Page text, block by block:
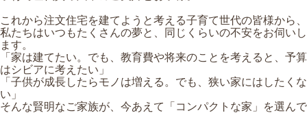
これから注文住宅を建てようと考える子育て世代の皆様から、
私たちはいつもたくさんの夢と、同じくらいの不安をお伺いし
ます。
「家は建てたい。でも、教育費や将来のことを考えると、予算
はシビアに考えたい」
「子供が成長したらモノは増える。でも、狭い家にはしたくな
い」
そんな賢明なご家族が、今あえて「コンパクトな家」を選んで